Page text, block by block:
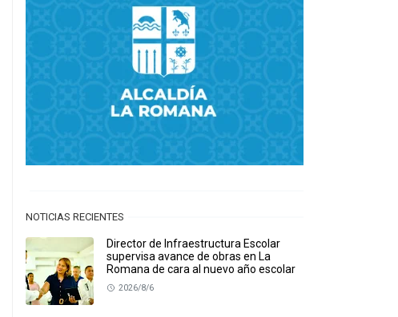
NOTICIAS RECIENTES
Director de Infraestructura Escolar
supervisa avance de obras en La
Romana de cara al nuevo año escolar
2026/8/6